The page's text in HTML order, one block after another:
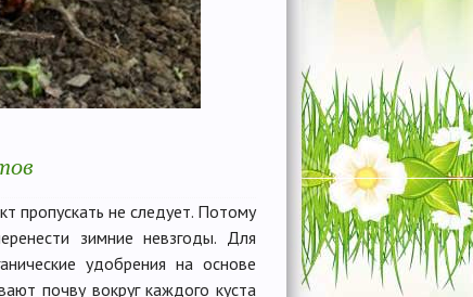
пропускать не следует. Потому
зимние невзгоды. Для
удобрения на основе
почву вокруг каждого куста